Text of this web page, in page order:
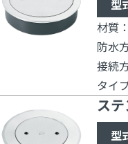
型
材質：
防水
接続
タイ
ス
型